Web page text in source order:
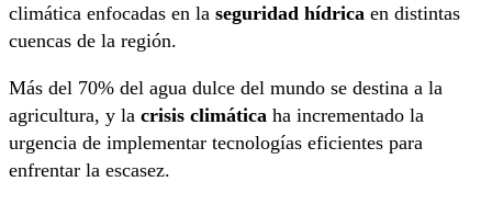
climática enfocadas en la seguridad hídrica en distintas
cuencas de la región.
Más del 70% del agua dulce del mundo se destina a la
agricultura, y la crisis climática ha incrementado la
urgencia de implementar tecnologías eficientes para
enfrentar la escasez.